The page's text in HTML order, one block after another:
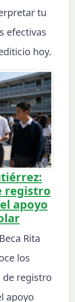
tu
efectivas
hoy.
registro
apoyo
Rita
los
registro
apoyo